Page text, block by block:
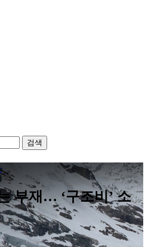
부재… ‘구조비’ 소